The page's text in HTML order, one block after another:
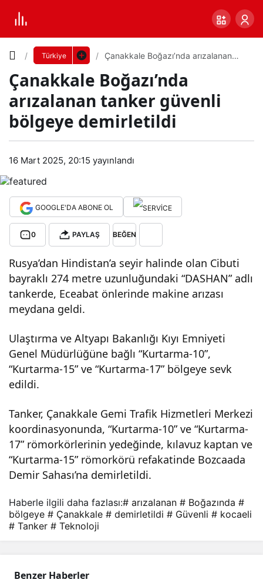
Türkiye
Çanakkale Boğazı’nda arızalanan
Çanakkale Boğazı’nda
arızalanan tanker güvenli
bölgeye demirletildi
16 Mart 2025, 20:15 yayınlandı
GOOGLE'DA ABONE OL
0 PAYLAŞ BEĞEN
Rusya’dan Hindistan’a seyir halinde olan Cibuti
bayraklı 274 metre uzunluğundaki “DASHAN” adlı
tankerde, Eceabat önlerinde makine arızası
meydana geldi.
Ulaştırma ve Altyapı Bakanlığı Kıyı Emniyeti
Genel Müdürlüğüne bağlı “Kurtarma-10”,
“Kurtarma-15” ve “Kurtarma-17” bölgeye sevk
edildi.
Tanker, Çanakkale Gemi Trafik Hizmetleri Merkezi
koordinasyonunda, “Kurtarma-10” ve “Kurtarma-
17” römorkörlerinin yedeğinde, kılavuz kaptan ve
“Kurtarma-15” römorkörü refakatinde Bozcaada
Demir Sahası’na demirletildi.
Çan
ale
Boğ
nda
arız
alan
an
tank
er
güv
enli
eye
Yazı
Boyutunu
Varsayılana
0 PAYLAŞ
Haberle ilgili daha fazlası:# arızalanan # Boğazında #
bölgeye # Çanakkale # demirletildi # Güvenli # kocaeli
# Tanker # Teknoloji
Benzer Haberler